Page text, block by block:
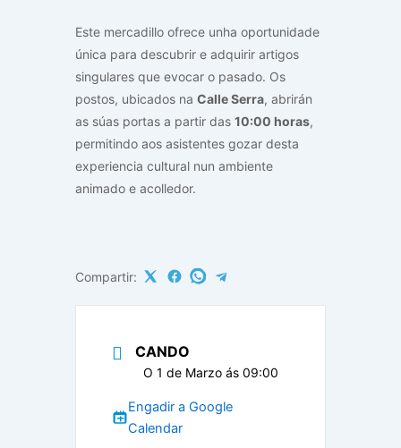
Este mercadillo ofrece unha oportunidade
única para descubrir e adquirir artigos
singulares que evocar o pasado. Os
postos, ubicados na Calle Serra, abrirán
as súas portas a partir das 10:00 horas,
permitindo aos asistentes gozar desta
experiencia cultural nun ambiente
animado e acolledor.
Compartir:
CANDO
O 1 de Marzo ás 09:00
Engadir a Google
Calendar